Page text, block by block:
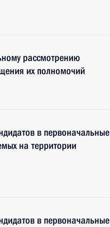
рассмотрению
их полномочий
в первоначальные
на территории
в первоначальные